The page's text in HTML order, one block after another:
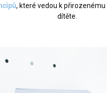
, které vedou k
dítěte.